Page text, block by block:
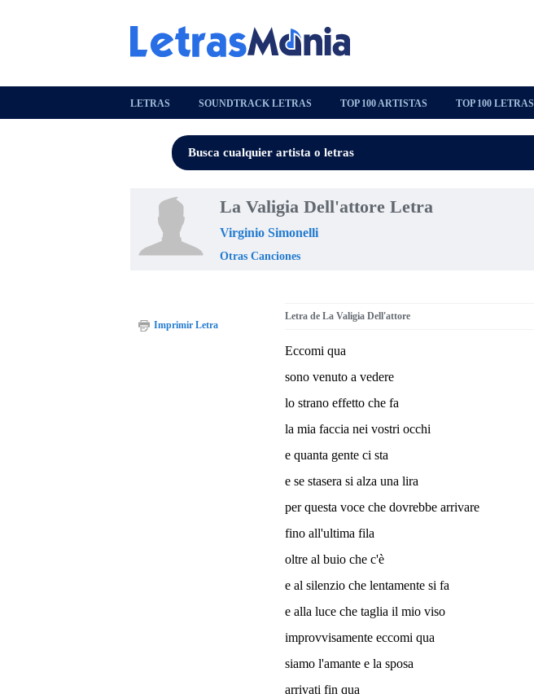
LETRAS SOUNDTRACK LETRAS TOP 100 ARTISTAS TOP 100 LETRAS
La Valigia Dell'attore Letra
Virginio Simonelli
Otras Canciones
Letra de La Valigia Dell'attore
Eccomi qua
sono venuto a vedere
lo strano effetto che fa
la mia faccia nei vostri occhi
e quanta gente ci sta
e se stasera si alza una lira
per questa voce che dovrebbe arrivare
fino all'ultima fila
oltre al buio che c'è
e al silenzio che lentamente si fa
e alla luce che taglia il mio viso
improvvisamente eccomi qua
siamo l'amante e la sposa
arrivati fin qua
Imprimir Letra